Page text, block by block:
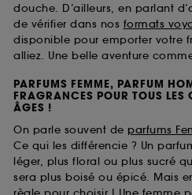
douche. D’ailleurs, en parlant
de vérifier dans nos formats
disponible pour emporter votre
alliez. Une belle aventure
PARFUMS FEMME, PARFUM
FRAGRANCES POUR TOUS LES
ÂGES !
On parle souvent de parfums
Ce qui les différencie ? Un
léger, plus floral ou plus sucré
sera plus boisé ou épicé. Mais